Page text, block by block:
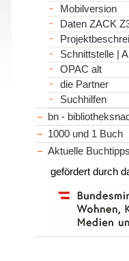
Mobilversion
Daten ZACK
Schnittstelle |
OPAC alt
die Partner
Suchhilfen
bn -
1000 und 1 Buch
Aktuelle Buchtipps
gefördert durch